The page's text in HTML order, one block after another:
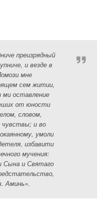
преизрядный
и везде в
мне
сем житии,
ми оставление
от юности
словом,
и во
умоли
избавити
мучения:
Сына и Святаго
Аминь».